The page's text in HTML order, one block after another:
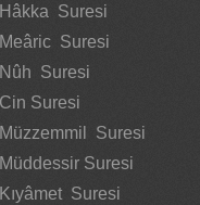
Suresi
Suresi
Suresi
Suresi
Suresi
Suresi
Suresi